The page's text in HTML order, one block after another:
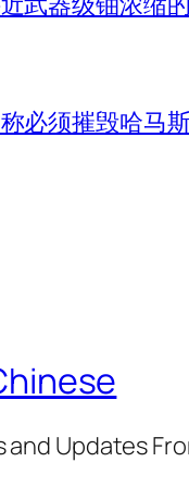
必须摧毁哈马
Updates